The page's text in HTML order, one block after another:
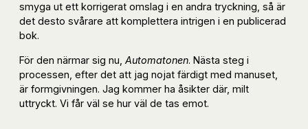
smyga ut ett korrigerat omslag i en andra tryckning, så är
det desto svårare att komplettera intrigen i en publicerad
bok.
För den närmar sig nu, Automatonen. Nästa steg i
processen, efter det att jag nojat färdigt med manuset,
är formgivningen. Jag kommer ha åsikter där, milt
uttryckt. Vi får väl se hur väl de tas emot.